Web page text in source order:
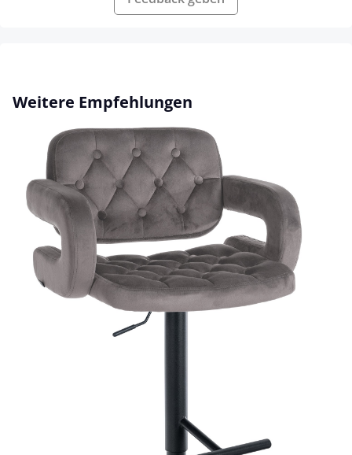
Skip product gallery
Weitere Empfehlungen